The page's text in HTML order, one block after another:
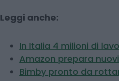
Leggi anche:
In Italia 4 milioni di
Amazon prepara
Bimby pronto da